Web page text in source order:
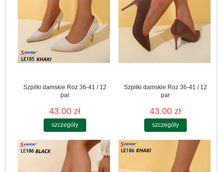
Szpilki damskie Roz 36-41 / 12
par
43.00 zł
szczegóły
Szpilki damskie Roz 36-41 / 12
par
43.00 zł
szczegóły